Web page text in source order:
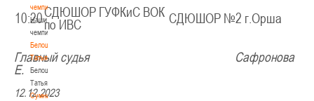
чемпионы
Наши
чемпионы
Белошапко
Татьяна
Белошапко
Татьяна
Сумникова
10:20СДЮШОР ГУФКиС ВОК
по ИВС
СДЮШОР №2 г.Орша
Главный судья Сафронова
Е.
12.12.2023